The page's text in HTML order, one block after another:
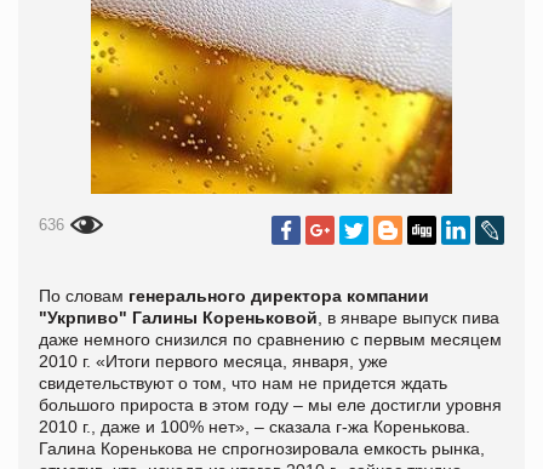
636
По словам генерального директора компании
"Укрпиво" Галины Кореньковой , в январе выпуск пива
даже немного снизился по сравнению с первым месяцем
2010 г. «Итоги первого месяца, января, уже
свидетельствуют о том, что нам не придется ждать
большого прироста в этом году – мы еле достигли уровня
2010 г., даже и 100% нет», – сказала г-жа Коренькова.
Галина Коренькова не спрогнозировала емкость рынка,